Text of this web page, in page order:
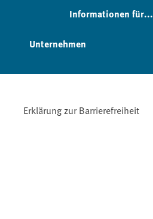
Informationen für...
Unternehmen
Erklärung zur Barrierefreiheit